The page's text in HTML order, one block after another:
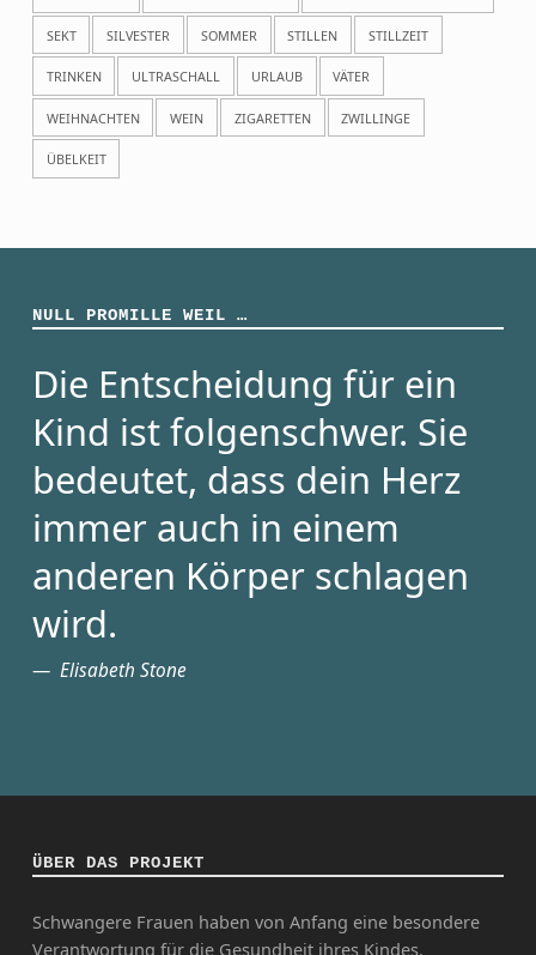
SEKT SILVESTER SOMMER STILLEN STILLZEIT
TRINKEN ULTRASCHALL URLAUB VÄTER
WEIHNACHTEN WEIN ZIGARETTEN ZWILLINGE
ÜBELKEIT
NULL PROMILLE WEIL …
Die Entscheidung für ein
Kind ist folgenschwer. Sie
bedeutet, dass dein Herz
immer auch in einem
anderen Körper schlagen
wird.
Elisabeth Stone
ÜBER DAS PROJEKT
Schwangere Frauen haben von Anfang eine besondere
Verantwortung für die Gesundheit ihres Kindes.